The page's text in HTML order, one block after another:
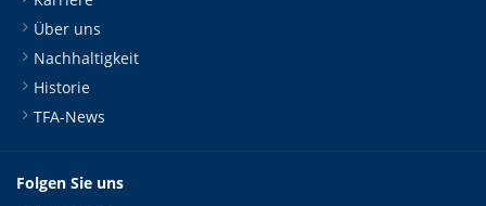
Über uns
Nachhaltigkeit
Historie
TFA-News
Folgen Sie uns